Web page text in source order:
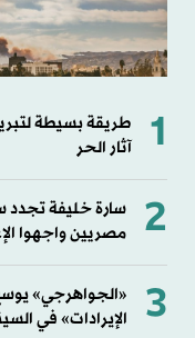
1
طريقة بسيطة
آثار الحر
2
سارة خليفة تجدد
مصريين واجهوا
3
«الجواهرجي»
الإيرادات» في